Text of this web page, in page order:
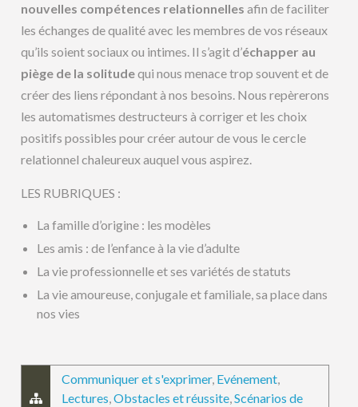
nouvelles compétences relationnelles afin de faciliter
les échanges de qualité avec les membres de vos réseaux
qu’ils soient sociaux ou intimes. Il s’agit d’échapper au
piège de la solitudequi nous menace trop souvent et de
créer des liens répondant à nos besoins. Nous repèrerons
les automatismes destructeurs à corriger et les choix
positifs possibles pour créer autour de vous le cercle
relationnel chaleureux auquel vous aspirez.
LES RUBRIQUES :
La famille d’origine : les modèles
Les amis : de l’enfance à la vie d’adulte
La vie professionnelle et ses variétés de statuts
La vie amoureuse, conjugale et familiale, sa place dans
nos vies
Communiquer et s'exprimer, Evénement,
Lectures,Obstacles et réussite,Scénarios de